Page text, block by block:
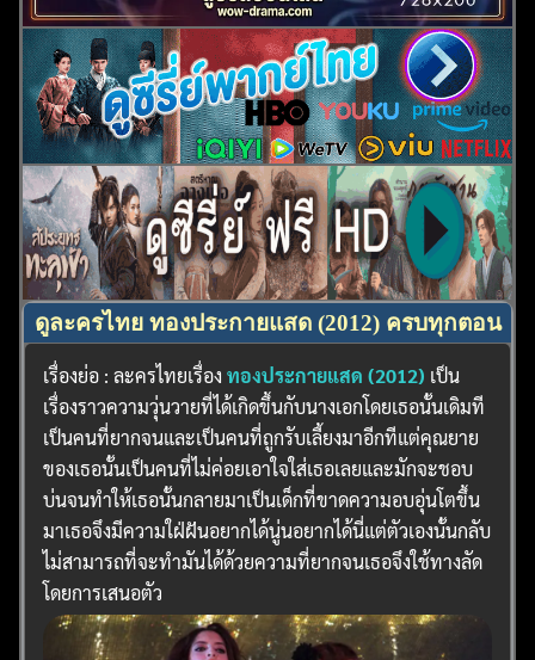
ดูละครไทย ทองประกายแสด (2012) ครบทุกตอน
เรื่องย่อ : ละครไทยเรื่องทองประกายแสด (2012) เป็น
เรื่องราวความวุ่นวายที่ได้เกิดขึ้นกับนางเอกโดยเธอนั้นเดิมที
เป็นคนที่ยากจนและเป็นคนที่ถูกรับเลี้ยงมาอีกทีแต่คุณยาย
ของเธอนั้นเป็นคนที่ไม่ค่อยเอาใจใส่เธอเลยและมักจะชอบ
บ่นจนทำให้เธอนั้นกลายมาเป็นเด็กที่ขาดความอบอุ่นโตขึ้น
มาเธอจึงมีความใฝ่ฝันอยากได้นู่นอยากได้นี่แต่ตัวเองนั้นกลับ
ไม่สามารถที่จะทำมันได้ด้วยความที่ยากจนเธอจึงใช้ทางลัด
โดยการเสนอตัว